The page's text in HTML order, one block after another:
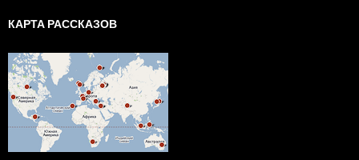
КАРТА РАССКАЗОВ